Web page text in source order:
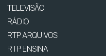
TELEVISÃO
RÁDIO
RTP ARQUIVOS
RTP ENSINA